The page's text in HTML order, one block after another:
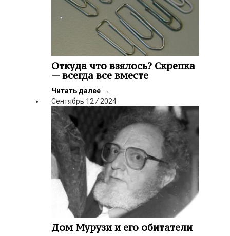
Откуда что взялось? Скрепка
— всегда все вместе
Читать далее →
Сентябрь 12 / 2024
Дом Мурузи и его обитатели